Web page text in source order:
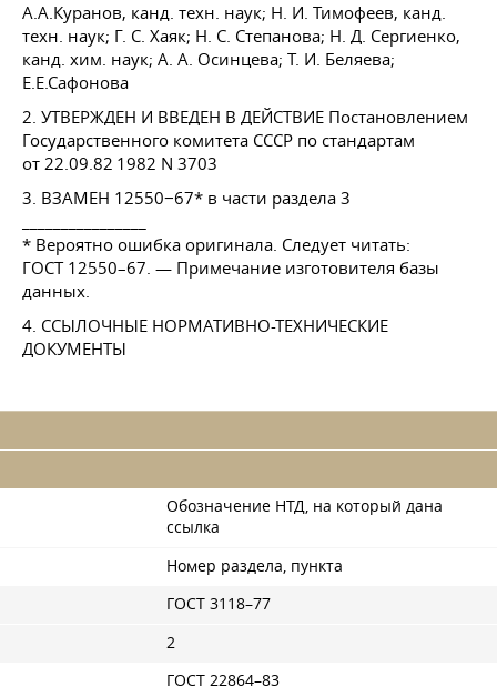
А.А.Куранов, канд. техн. наук; Н. И. Тимофеев, канд.
техн. наук; Г. С. Хаяк; Н. С. Степанова; Н. Д. Сергиенко,
канд. хим. наук; А. А. Осинцева; Т. И. Беляева;
Е.Е.Сафонова
2. УТВЕРЖДЕН И ВВЕДЕН В ДЕЙСТВИЕ Постановлением
Государственного комитета СССР по стандартам
от 22.09.82 1982 N 3703
3. ВЗАМЕН 12550−67* в части раздела 3
* Вероятно ошибка оригинала. Следует читать:
ГОСТ 12550–67. — Примечание изготовителя базы
данных.
4. ССЫЛОЧНЫЕ НОРМАТИВНО-ТЕХНИЧЕСКИЕ
ДОКУМЕНТЫ
Обозначение НТД, на который дана
ссылка
Номер раздела, пункта
ГОСТ 3118–77
2
ГОСТ 22864–83